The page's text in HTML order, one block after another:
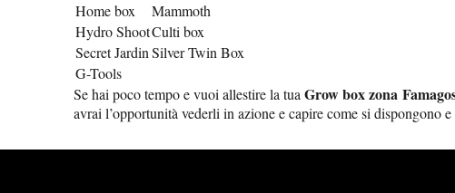
Home box
Mammoth
Hydro ShootCulti box
Secret JardinSilver Twin Box
G-Tools
Se hai poco tempo e vuoi allestire la tuaGrow box zona
avrai l’opportunità vederli in azione e capire come si dispongono